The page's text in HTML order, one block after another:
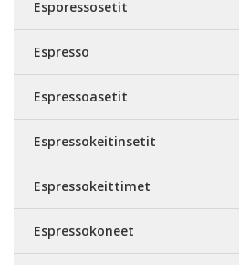
Esporessosetit
Espresso
Espressoasetit
Espressokeitinsetit
Espressokeittimet
Espressokoneet